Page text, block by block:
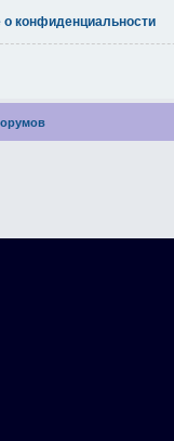
конфиденциальности